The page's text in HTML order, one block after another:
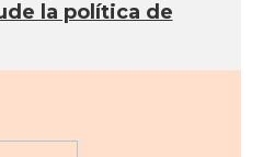
la política de